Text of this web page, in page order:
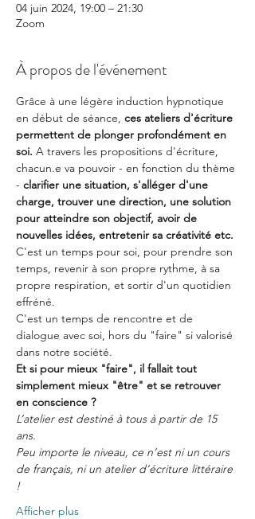
04 juin 2024, 19:00 – 21:30
Zoom
À propos de l'événement
Grâce à une légère induction hypnotique
en début de séance, ces ateliers d'écriture
permettent de plonger profondément en
soi. A travers les propositions d'écriture,
chacun.e va pouvoir - en fonction du thème
- clarifier une situation, s'alléger d'une
charge, trouver une direction, une solution
pour atteindre son objectif, avoir de
nouvelles idées, entretenir sa créativité etc.
C'est un temps pour soi, pour prendre son
temps, revenir à son propre rythme, à sa
propre respiration, et sortir d'un quotidien
effréné.
C'est un temps de rencontre et de
dialogue avec soi, hors du "faire" si valorisé
dans notre société.
Et si pour mieux "faire", il fallait tout
simplement mieux "être" et se retrouver
en conscience ?
L’atelier est destiné à tous à partir de 15
ans.
Peu importe le niveau, ce n’est ni un cours
de français, ni un atelier d’écriture littéraire
!
Afficher plus